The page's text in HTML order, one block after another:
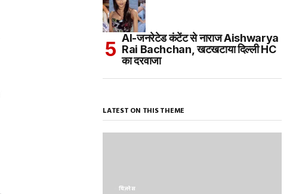
AI-जनरेटेड कंटेंट से नाराज Aishwarya
Rai Bachchan, खटखटाया दिल्ली HC
का दरवाजा
LATEST ON THIS THEME
बिज़नेस